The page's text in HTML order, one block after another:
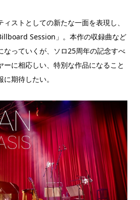
ストとしての新たな一面を表現し、
Session」。本作の収録曲など
なっていくが、ソロ25周年の記念すべ
ーに相応しい、特別な作品になること
期待したい。